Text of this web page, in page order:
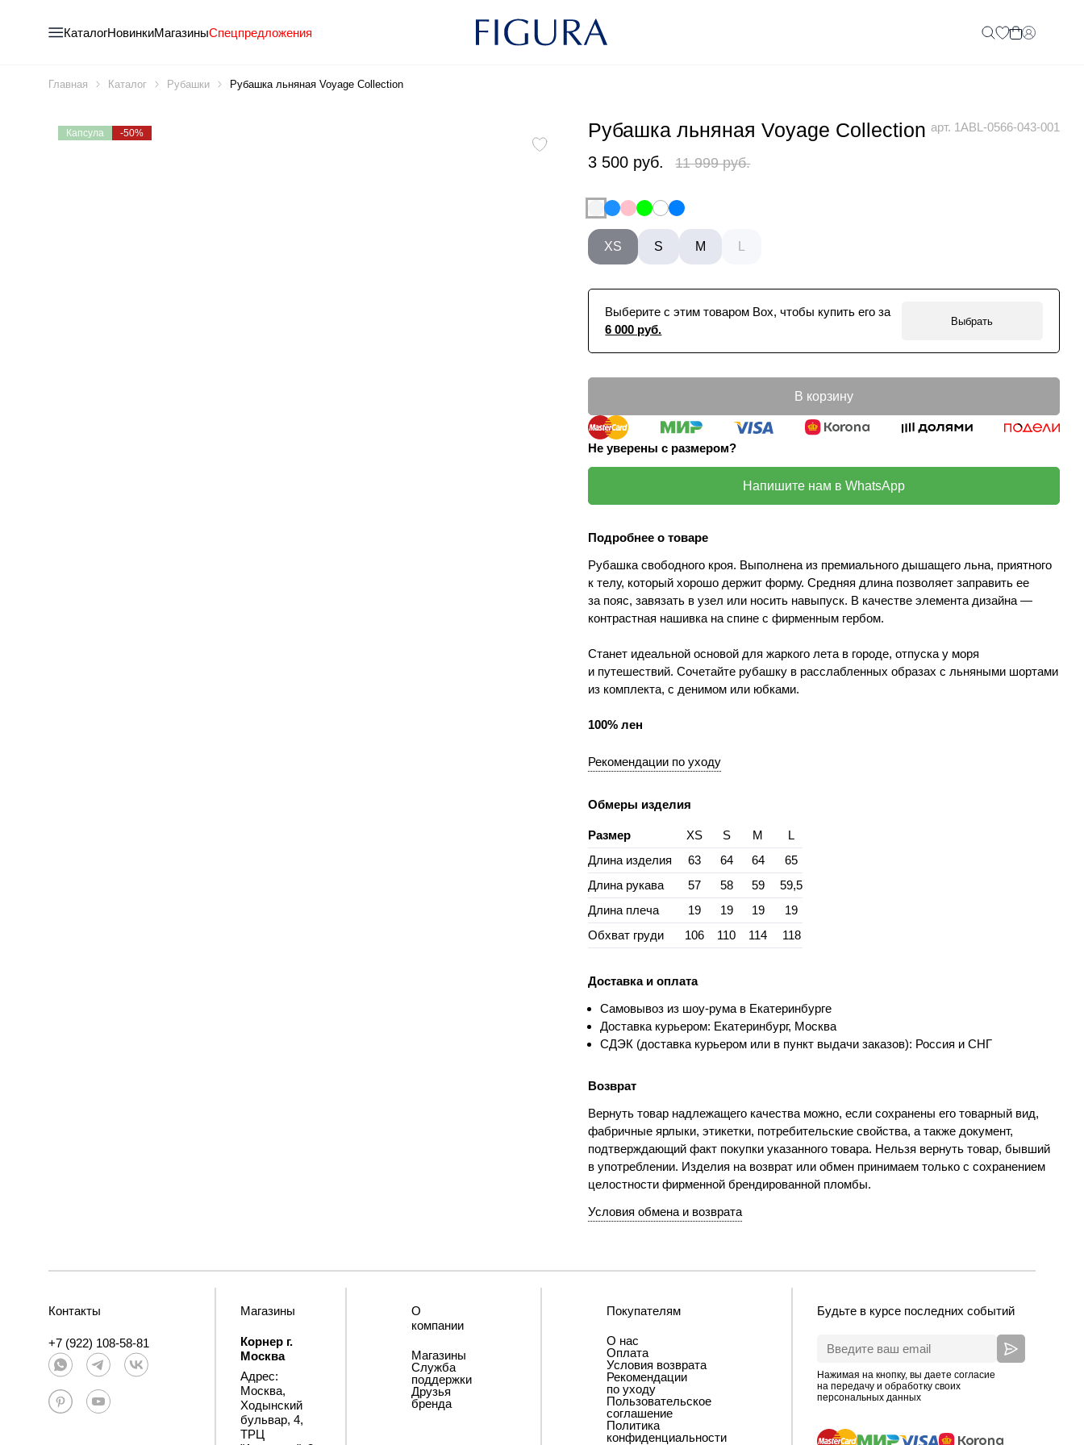
КаталогНовинкиМагазиныСпецпредложения
Главная Каталог Рубашки Рубашка льняная Voyage Collection
Капсула -50% Рубашка льняная Voyage Collection арт. 1ABL-0566-043-001
3 500 руб. 11 999 руб.
XS S M
Выберите с этим товаром Box, чтобы купить его за
6 000 руб.
Выбрать
В корзину
Не уверены с размером?
Напишите нам в WhatsApp
Подробнее о товаре
Рубашка свободного кроя. Выполнена из премиального дышащего льна, приятного
к телу, который хорошо держит форму. Средняя длина позволяет заправить ее
за пояс, завязать в узел или носить навыпуск. В качестве элемента дизайна —
контрастная нашивка на спине с фирменным гербом.
Станет идеальной основой для жаркого лета в городе, отпуска у моря
и путешествий. Сочетайте рубашку в расслабленных образах с льняными шортами
из комплекта, с денимом или юбками.
100% лен
Рекомендации по уходу
Обмеры изделия
Размер XS S M
L
Длина изделия
63 64 64
65
Длина рукава
57 58 59
59,5
Длина плеча
19 19 19
19
Обхват груди
106 110 114 118
Доставка и оплата
Самовывоз из шоу-рума в Екатеринбурге
Доставка курьером: Екатеринбург, Москва
СДЭК (доставка курьером или в пункт выдачи заказов): Россия и СНГ
Возврат
Вернуть товар надлежащего качества можно, если сохранены его товарный вид,
фабричные ярлыки, этикетки, потребительские свойства, а также документ,
подтверждающий факт покупки указанного товара. Нельзя вернуть товар, бывший
в употреблении. Изделия на возврат или обмен принимаем только с сохранением
целостности фирменной брендированной пломбы.
Условия обмена и возврата
Контакты
+7 (922) 108-58-81
Магазины
Корнер г.
Москва
Адрес:
Москва,
Ходынский
бульвар, 4,
ТРЦ
О
компании
Магазины
Служба
поддержки
Друзья
бренда
Покупателям
О нас
Оплата
Условия возврата
Рекомендации
по уходу
Пользовательское
соглашение
Политика
конфиденциальности
Будьте в курсе последних событий
Нажимая на кнопку, вы даете согласие
на передачу и обработку своих
персональных данных